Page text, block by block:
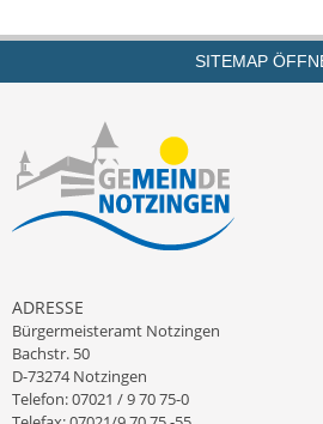
SITEMAP
ADRESSE
Bürgermeisteramt Notzingen
Bachstr. 50
D-73274 Notzingen
Telefon: 07021 / 9 70 75-0